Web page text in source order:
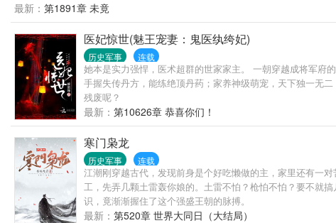
最新： 第1891章 未竟
医妃惊世(魅王宠妻：鬼医纨绔妃)
历史军事 连载
她本是实力强悍，医术超群的世家家主。 一朝穿越成将军府
手握失传丹方，能练绝顶丹药；家养神级萌宠，天下独一无
残废呢？
最新： 第10626章 恭喜你们！
寒门枭龙
历史军事 连载
江潮刚穿越古代，发现前身是个好吃懒做的主，家里还有一
工，先弄几颗土雷轰你娘的。土雷不怕？枪怕不怕？要不就
识，竟渐渐握住了这个强盛王朝的脉搏。
最新： 第520章 世界大同日（大结局）